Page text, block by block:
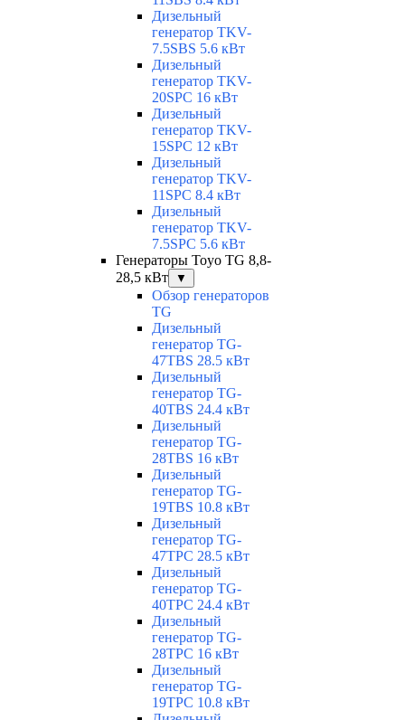
Дизельный
генератор TKV-
7.5SBS 5.6 кВт
Дизельный
генератор TKV-
20SPC 16 кВт
Дизельный
генератор TKV-
15SPC 12 кВт
Дизельный
генератор TKV-
11SPC 8.4 кВт
Дизельный
генератор TKV-
7.5SPC 5.6 кВт
Генераторы Toyo TG 8,8-
28,5 кВт
▼
Обзор генераторов
TG
Дизельный
генератор TG-
47TBS 28.5 кВт
Дизельный
генератор TG-
40TBS 24.4 кВт
Дизельный
генератор TG-
28TBS 16 кВт
Дизельный
генератор TG-
19TBS 10.8 кВт
Дизельный
генератор TG-
47TPC 28.5 кВт
Дизельный
генератор TG-
40TPC 24.4 кВт
Дизельный
генератор TG-
28TPC 16 кВт
Дизельный
генератор TG-
19TPC 10.8 кВт